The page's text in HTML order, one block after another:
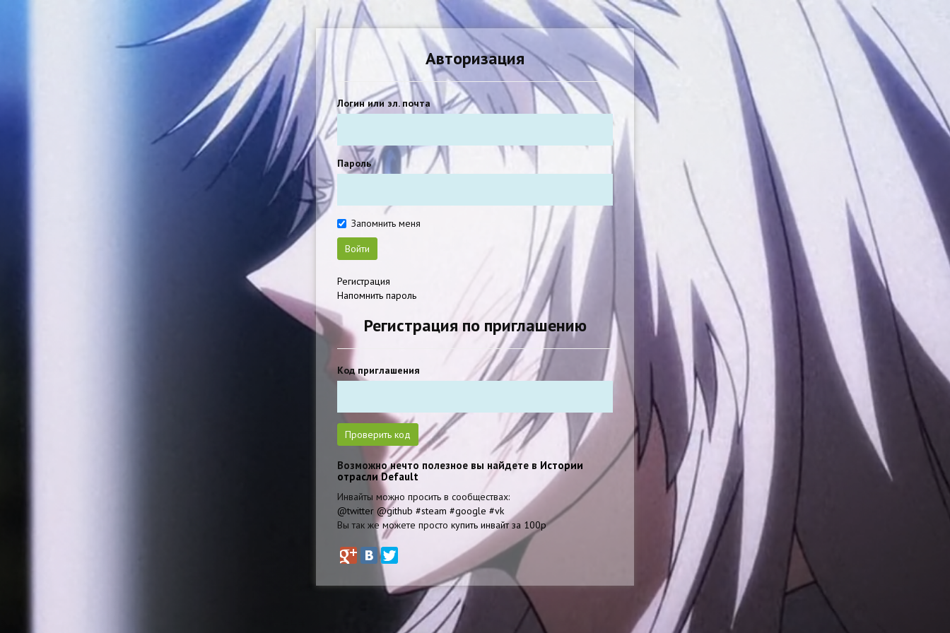
Авторизация
Логин или эл. почта
Пароль
Запомнить меня
Войти
Регистрация
Напомнить пароль
Регистрация по приглашению
Код приглашения
Возможно нечто полезное вы найдете в Истории
отрасли Default
Инвайты можно просить в сообществах:
@twitter @github #steam #google #vk
Вы так же можете просто купить инвайт за 100р